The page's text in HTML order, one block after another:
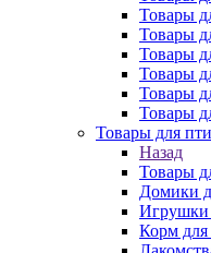
Товары
Товары
Товары
Товары
Товары
Товары
Товары для
Назад
Товары
Домики
Игрушки
Корм для